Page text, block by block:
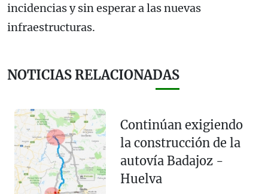
incidencias y sin esperar a las nuevas
infraestructuras.
NOTICIAS RELACIONADAS
Continúan exigiendo
la construcción de la
autovía Badajoz -
Huelva